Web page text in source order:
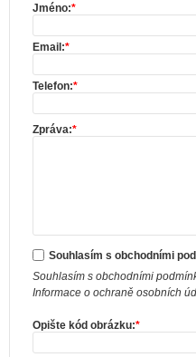
Jméno:*
Email:*
Telefon:*
Zpráva:*
Souhlasím s obchodními
Souhlasím s obchodními
Informace o ochraně osobních
Opište kód obrázku:*